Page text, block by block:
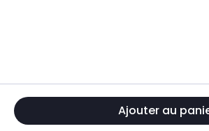
Ajouter au